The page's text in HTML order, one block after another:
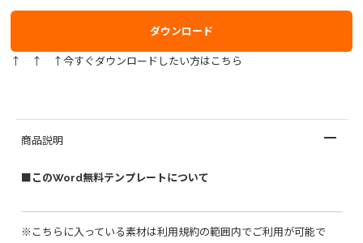
ダウンロード
↑ ↑ ↑今すぐダウンロードしたい方はこちら
商品説明
■このWord無料テンプレートについて
※こちらに入っている素材は利用規約の範囲内でご利用が可能で